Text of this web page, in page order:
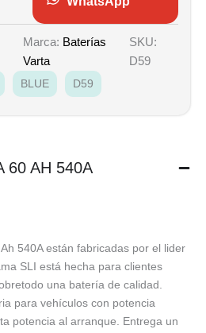
Marca: Baterías
Varta
SKU:
D59
BLUE D59
60 AH 540A
540A están fabricadas por el lider
SLI está hecha para clientes
una batería de calidad.
para vehículos con potencia
potencia al arranque. Entrega un